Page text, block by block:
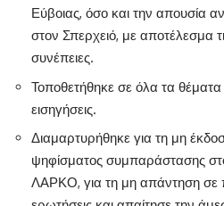
Εύβοιας, όσο και την απουσία
στον Σπερχειό, με αποτέλεσμα
συνέπειες.
Τοποθετήθηκε σε όλα τα
εισηγήσεις.
Διαμαρτυρήθηκε για τη μη
ψηφίσματος συμπαράστασης
ΛΑΡΚΟ, για τη μη απάντηση σε